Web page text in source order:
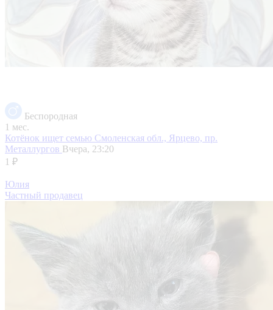
Беспородная
1 мес.
Котёнок ищет семью Смоленская обл., Ярцево, пр.
Металлургов Вчера, 23:20
1 ₽
Юлия
Частный продавец